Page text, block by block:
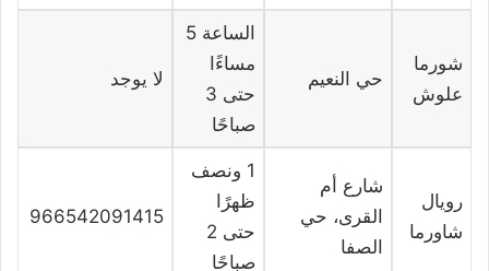
شورما
علوش
حي النعيم
الساعة 5
مساءًا
حتى 3
صباحًا
لا يوجد
رويال
شاورما
شارع أم
القرى، حي
الصفا
1 ونصف
ظهرًا
حتى 2
صباحًا
966542091415